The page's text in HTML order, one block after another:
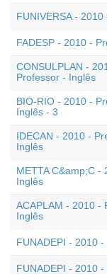
FUNIVERSA -
FADESP - 2010 -
CONSULPLAN -
Professor - Inglês
BIO-RIO - 2010 -
Inglês - 3
IDECAN - 2010 -
Inglês
METTA C&amp;C -
Inglês
ACAPLAM - 2010 -
Inglês
FUNADEPI - 2010
FUNADEPI - 2010